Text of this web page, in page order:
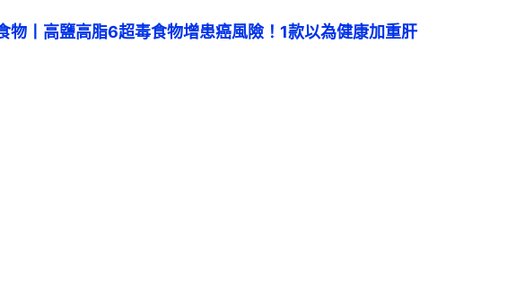
物丨高鹽高脂6超毒食物增患癌風險！1款以為健康加重肝